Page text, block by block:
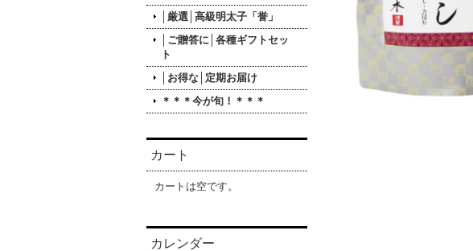
│厳選│高級明太子「誉」
│ご贈答に│各種ギフトセッ
ト
│お得な│定期お届け
＊＊＊今が旬！＊＊＊
カート
カートは空です。
カレンダー